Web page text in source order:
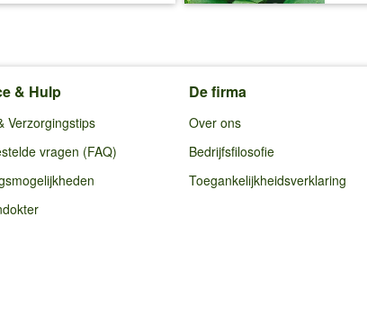
& Hulp
Verzorgingstips
vragen (FAQ)
De firma
Over ons
Bedrijfsfilosofie
Toegankelijkheidsverklaring